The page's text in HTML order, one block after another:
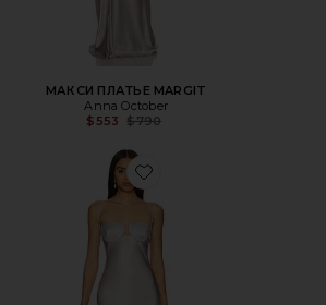
МАКСИ ПЛАТЬЕ MARGIT
Anna October
$553
Previous price:
$790
Favorite МАКСИ ПЛАТЬЕ TULIP